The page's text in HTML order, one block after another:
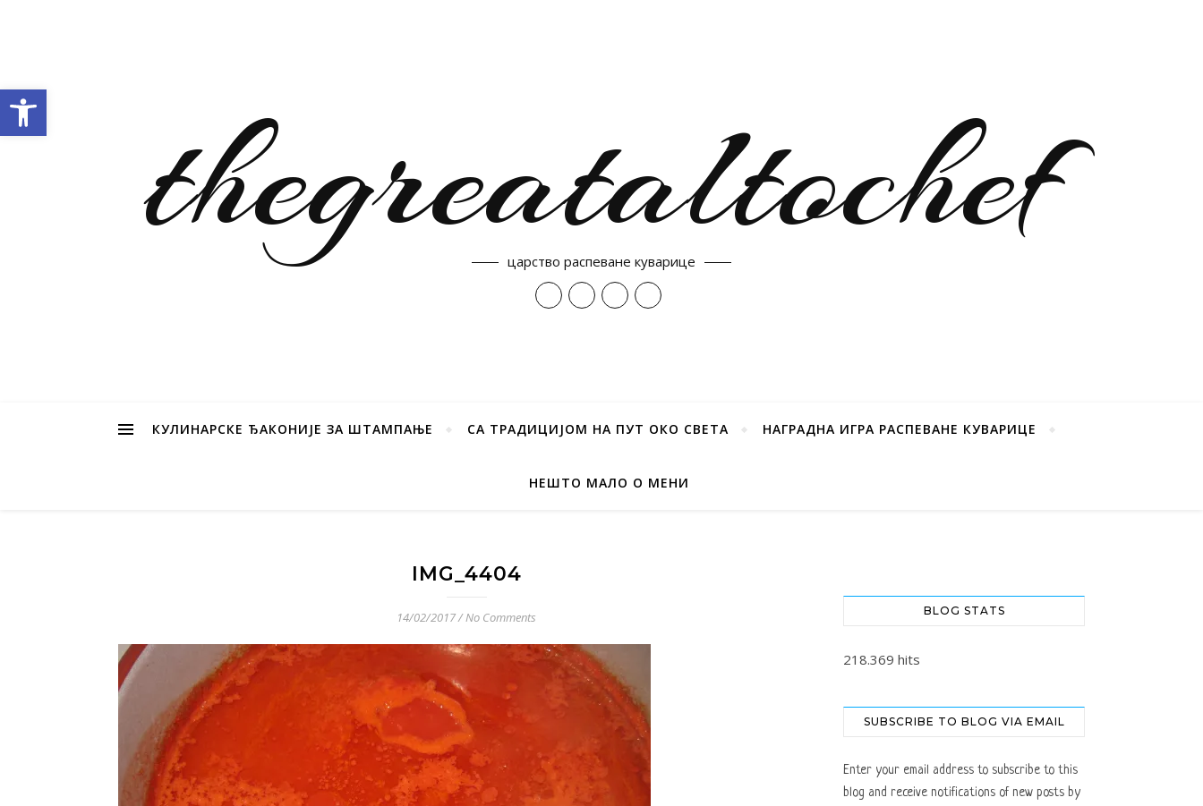
thegreataltochef
царство распеване куварице
КУЛИНАРСКЕ ЂАКОНИЈЕ ЗА ШТАМПАЊЕ СА ТРАДИЦИЈОМ НА ПУТ ОКО СВЕТА НАГРАДНА ИГРА РАСПЕВАНЕ КУВАРИЦЕ
НЕШТО МАЛО О МЕНИ
IMG_4404
14/02/2017/No Comments BLOG STATS
218.369 hits
SUBSCRIBE TO BLOG VIA EMAIL
Enter your email address to subscribe to this
blog and receive notifications of new posts by
Open toolbar